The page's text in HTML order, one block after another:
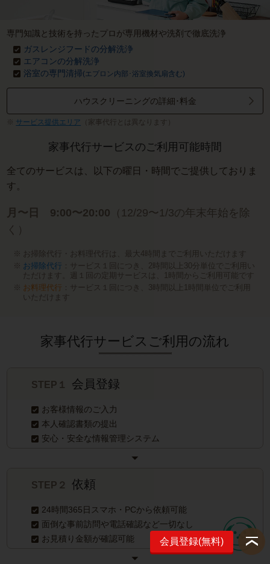
専門知識と技術を持ったプロが専用機材や洗剤で徹底洗浄
ガスレンジフードの分解洗浄
エアコンの分解洗浄
浴室の専門清掃(エプロン内部･浴室換気扇含む)
ハウスクリーニングの詳細･料金
サービス提供エリア （家事代行とは異なります）
家事代行サービスのご利用可能時間
全てのサービスは、以下の曜日・時間でご提供しておりま
す。
月〜日 9:00〜20:00 （12/29〜1/3の年末年始を除
く）
お掃除代行・お料理代行は、最大4時間までご利用いただけます
お掃除代行 ：サービス１回につき、2時間以上30分単位でご利用い
ただけます。週１回の定期サービスは、1時間からご利用可能です
お料理代行 ：サービス１回につき、3時間以上1時間単位でご利用
いただけます
家事代行サービスご利用の流れ
STEP１ 会員登録
お客様情報のご入力
本人確認書類の提出
安心・安全な情報管理システム
STEP２依頼
24時間365日スマホ・PCから依頼可能
面倒な事前訪問や電話確認など一切なし
お見積り金額が確認可能
会員登録(無料)